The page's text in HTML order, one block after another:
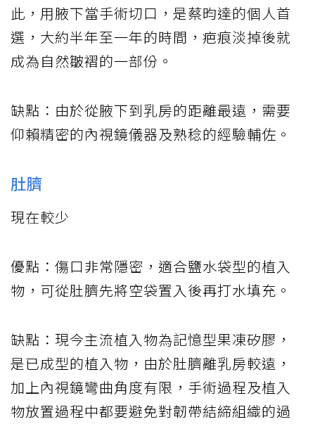
此，用腋下當手術切口，是蔡昀達的個人首
選，大約半年至一年的時間，疤痕淡掉後就
成為自然皺褶的一部份。
缺點：由於從腋下到乳房的距離最遠，需要
仰賴精密的內視鏡儀器及熟稔的經驗輔佐。
肚臍
現在較少
優點：傷口非常隱密，適合鹽水袋型的植入
物，可從肚臍先將空袋置入後再打水填充。
缺點：現今主流植入物為記憶型果凍矽膠，
是已成型的植入物，由於肚臍離乳房較遠，
加上內視鏡彎曲角度有限，手術過程及植入
物放置過程中都要避免對韌帶結締組織的過